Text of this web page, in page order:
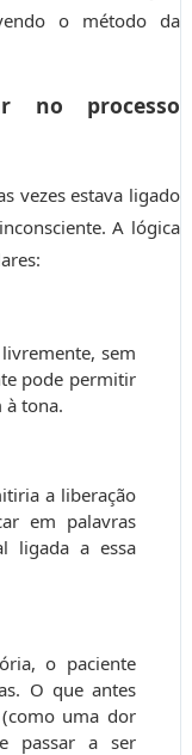
o método da
no processo
vezes estava ligado
A lógica
sem
pode permitir
à tona.
a liberação
em palavras
ligada a essa
o paciente
O que antes
uma dor
passar a ser